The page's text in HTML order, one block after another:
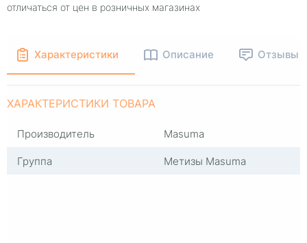
отличаться от цен в розничных магазинах
Характеристики Описание Отзывы
ХАРАКТЕРИСТИКИ ТОВАРА
Производитель
Masuma
Группа
Метизы Masuma